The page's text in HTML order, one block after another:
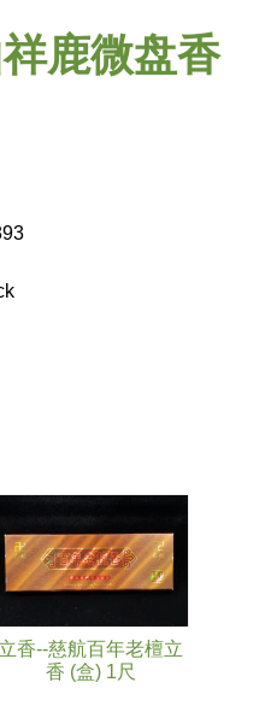
鹿微盘香
立香--慈航百年老檀立
香 (盒) 1尺